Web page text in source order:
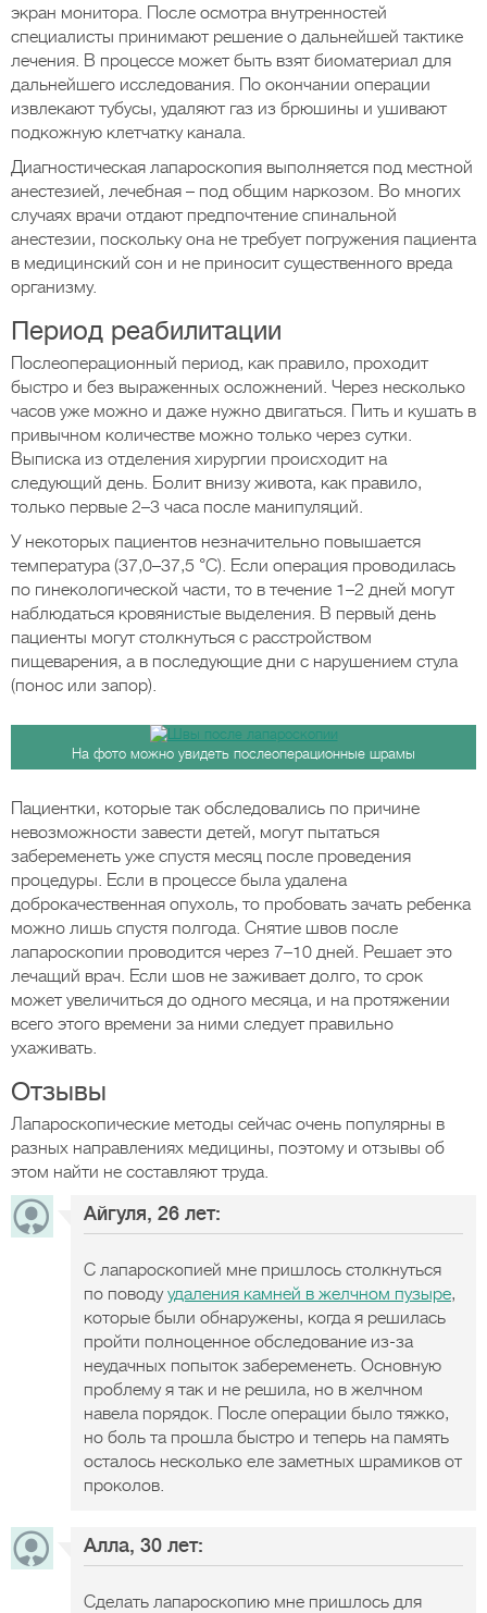
экран монитора. После осмотра внутренностей
специалисты принимают решение о дальнейшей тактике
лечения. В процессе может быть взят биоматериал для
дальнейшего исследования. По окончании операции
извлекают тубусы, удаляют газ из брюшины и ушивают
подкожную клетчатку канала.
Диагностическая лапароскопия выполняется под местной
анестезией, лечебная – под общим наркозом. Во многих
случаях врачи отдают предпочтение спинальной
анестезии, поскольку она не требует погружения пациента
в медицинский сон и не приносит существенного вреда
организму.
Период реабилитации
Послеоперационный период, как правило, проходит
быстро и без выраженных осложнений. Через несколько
часов уже можно и даже нужно двигаться. Пить и кушать в
привычном количестве можно только через сутки.
Выписка из отделения хирургии происходит на
следующий день. Болит внизу живота, как правило,
только первые 2–3 часа после манипуляций.
У некоторых пациентов незначительно повышается
температура (37,0–37,5 °C). Если операция проводилась
по гинекологической части, то в течение 1–2 дней могут
наблюдаться кровянистые выделения. В первый день
пациенты могут столкнуться с расстройством
пищеварения, а в последующие дни с нарушением стула
(понос или запор).
На фото можно увидеть послеоперационные шрамы
Пациентки, которые так обследовались по причине
невозможности завести детей, могут пытаться
забеременеть уже спустя месяц после проведения
процедуры. Если в процессе была удалена
доброкачественная опухоль, то пробовать зачать ребенка
можно лишь спустя полгода. Снятие швов после
лапароскопии проводится через 7–10 дней. Решает это
лечащий врач. Если шов не заживает долго, то срок
может увеличиться до одного месяца, и на протяжении
всего этого времени за ними следует правильно
ухаживать.
Отзывы
Лапароскопические методы сейчас очень популярны в
разных направлениях медицины, поэтому и отзывы об
этом найти не составляют труда.
Айгуля, 26 лет:
С лапароскопией мне пришлось столкнуться
по поводуудаления камней в желчном пузыре,
которые были обнаружены, когда я решилась
пройти полноценное обследование из-за
неудачных попыток забеременеть. Основную
проблему я так и не решила, но в желчном
навела порядок. После операции было тяжко,
но боль та прошла быстро и теперь на память
осталось несколько еле заметных шрамиков от
проколов.
Алла, 30 лет:
Сделать лапароскопию мне пришлось для